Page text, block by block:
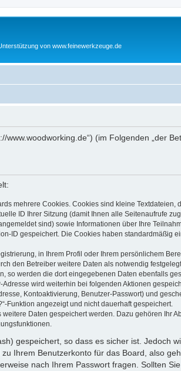
von www.feinewerkzeuge.de
www.woodworking.de“) (im Folgenden „der
mehrere Cookies. Cookies sind kleine
ID Ihrer Sitzung (damit Ihnen alle Seitenaufrufe
sind) sowie Informationen über Ihre
ID gespeichert. Die Cookies haben standardmäßig
in Ihrem Profil oder Ihrem persönlichem
den Betreiber weitere Daten als notwendig
so werden die dort eingegebenen Daten ebenfalls
wird weiterhin bei folgenden Aktionen
Kontoaktivierung, Benutzer-Passwort) und
Funktion angezeigt und nicht dauerhaft gespeichert.
Daten gespeichert werden. Dazu gehören Ihr
gespeichert, so dass es sicher ist. Jedoch
Ihrem Benutzerkonto für das Board, also
nach Ihrem Passwort fragen. Sollten